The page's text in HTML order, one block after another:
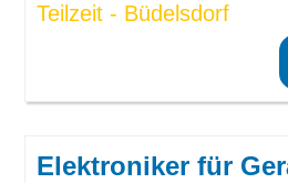
Teilzeit - Büdelsdorf
Elektroniker für